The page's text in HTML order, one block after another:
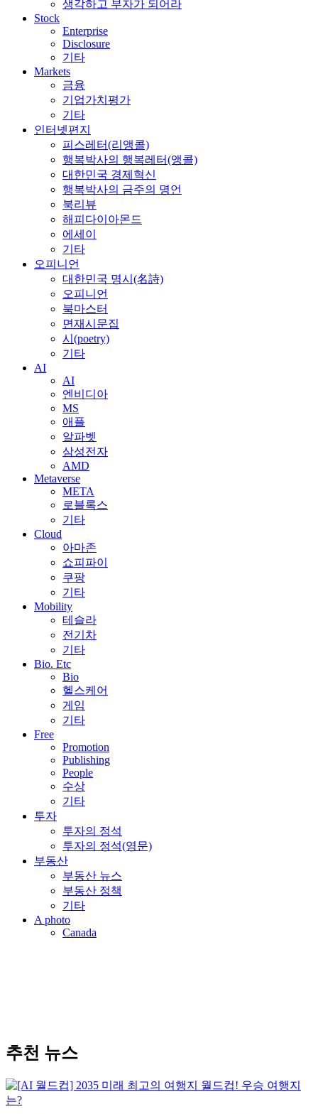
생각하고 부자가 되어라
Stock
Enterprise
Disclosure
기타
Markets
금융
기업가치평가
기타
인터넷편지
피스레터(리앵콜)
행복박사의 행복레터(앵콜)
대한민국 경제혁신
행복박사의 금주의 명언
북리뷰
해피다이아몬드
에세이
기타
오피니언
대한민국 명시(名詩)
오피니언
북마스터
면재시문집
시(poetry)
기타
AI
AI
엔비디아
MS
애플
알파벳
삼성전자
AMD
Metaverse
META
로블록스
기타
Cloud
아마존
쇼피파이
쿠팡
기타
Mobility
테슬라
전기차
기타
Bio. Etc
Bio
헬스케어
게임
기타
Free
Promotion
Publishing
People
수상
기타
투자
투자의 정석
투자의 정석(영문)
부동산
부동산 뉴스
부동산 정책
기타
A photo
Canada
추천 뉴스